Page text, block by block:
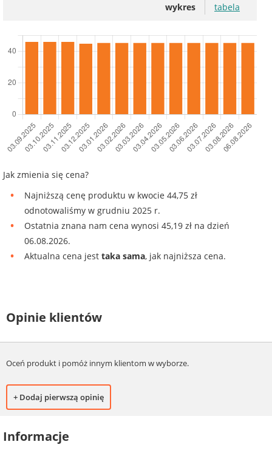
wykres tabela
Jak zmienia się cena?
Najniższą cenę produktu w kwocie 44,75 zł
odnotowaliśmy w grudniu 2025 r.
Ostatnia znana nam cena wynosi 45,19 zł na dzień
06.08.2026.
Aktualna cena jest taka sama, jak najniższa cena.
Opinie klientów
Oceń produkt i pomóż innym klientom w wyborze.
+ Dodaj pierwszą opinię
Informacje